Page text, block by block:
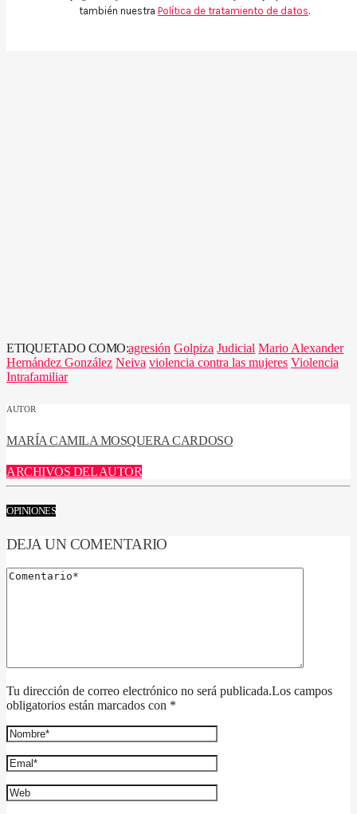
también nuestra Política de tratamiento de datos.
ETIQUETADO COMO:agresión Golpiza Judicial Mario Alexander
Hernández González Neiva violencia contra las mujeres Violencia
Intrafamiliar
AUTOR
MARÍA CAMILA MOSQUERA CARDOSO
ARCHIVOS DEL AUTOR
OPINIONES
DEJA UN COMENTARIO
Tu dirección de correo electrónico no será publicada.Los campos
obligatorios están marcados con *